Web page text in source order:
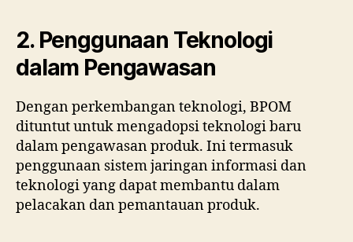
2. Penggunaan Teknologi
dalam Pengawasan
Dengan perkembangan teknologi, BPOM
dituntut untuk mengadopsi teknologi baru
dalam pengawasan produk. Ini termasuk
penggunaan sistem jaringan informasi dan
teknologi yang dapat membantu dalam
pelacakan dan pemantauan produk.